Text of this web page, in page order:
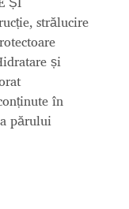
strălucire
și
în
părului
+ Balsam,